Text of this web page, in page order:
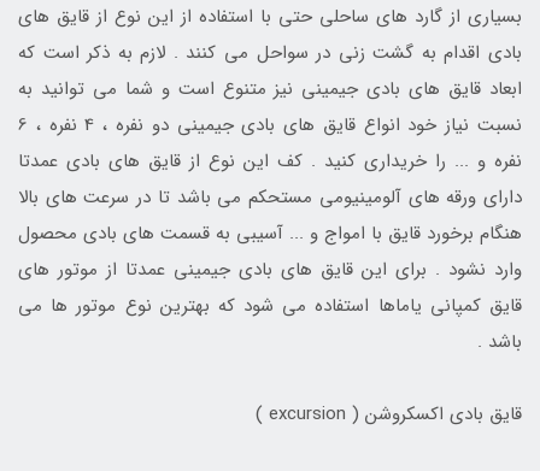
بسیاری از گارد های ساحلی حتی با استفاده از این نوع از قایق های
بادی اقدام به گشت زنی در سواحل می کنند . لازم به ذکر است که
ابعاد قایق های بادی جیمینی نیز متنوع است و شما می توانید به
نسبت نیاز خود انواع قایق های بادی جیمینی دو نفره ، 4 نفره ، 6
نفره و ... را خریداری کنید . کف این نوع از قایق های بادی عمدتا
دارای ورقه های آلومینیومی مستحکم می باشد تا در سرعت های بالا
هنگام برخورد قایق با امواج و ... آسیبی به قسمت های بادی محصول
وارد نشود . برای این قایق های بادی جیمینی عمدتا از موتور های
قایق کمپانی یاماها استفاده می شود که بهترین نوع موتور ها می
باشد .
قایق بادی اکسکروشن ( excursion )